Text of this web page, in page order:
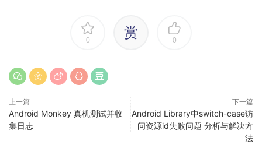
packagingOptions {
.so’
}
这样有针对性的解决这个问题 好了 今天就到这里 欢迎留言或私
信
0 赏 0
上一篇
Android Monkey 真机测试并收
集日志
下一篇
Android Library中switch-case访
问资源id失败问题 分析与解决方
法